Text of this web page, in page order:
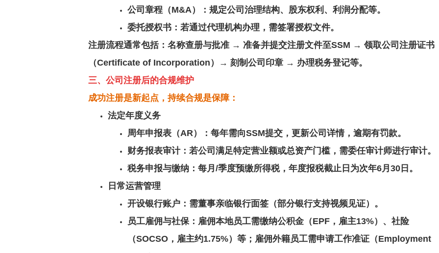
公司章程（M&A）
：规定公司治理结构、股东权利、利润分配等。
委托授权书 ：若通过代理机构办理，需签署授权文件。
注册流程通常包括：名称查册与批准 → 准备并提交注册文件至SSM → 领取公司注册证书
（Certificate of Incorporation）→ 刻制公司印章 → 办理税务登记等。
三、公司注册后的合规维护
成功注册是新起点，持续合规是保障：
法定年度义务
周年申报表（AR）
：每年需向SSM提交，更新公司详情，逾期有罚款。
财务报表审计：若公司满足特定营业额或总资产门槛，需委任审计师进行审计。
税务申报与缴纳 ：每月/季度预缴所得税，年度报税截止日为次年6月30日。
日常运营管理
开设银行账户 ：需董事亲临银行面签（部分银行支持视频见证）。
员工雇佣与社保：雇佣本地员工需缴纳公积金（EPF，雇主13%）、社险
（SOCSO，雇主约1.75%）等；雇佣外籍员工需申请工作准证（Employment